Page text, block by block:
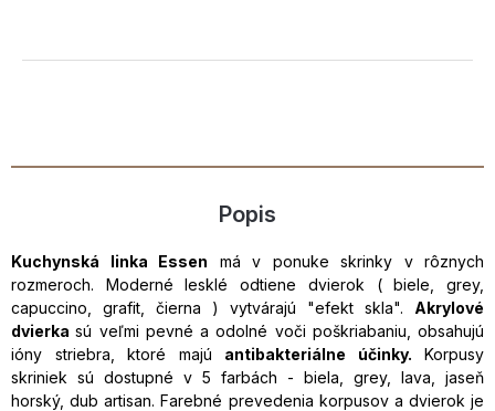
Popis
Kuchynská linka Essen má v ponuke skrinky v rôznych
rozmeroch. Moderné lesklé odtiene dvierok ( biele, grey,
capuccino, grafit, čierna ) vytvárajú "efekt skla". Akrylové
dvierkasú veľmi pevné a odolné voči poškriabaniu, obsahujú
ióny striebra, ktoré majú antibakteriálne účinky. Korpusy
skriniek sú dostupné v 5 farbách - biela, grey, lava, jaseň
horský, dub artisan.Farebné prevedenia korpusov a dvierok je